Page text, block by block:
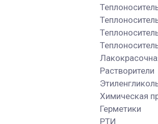
Растворители
Химическая
Герметики
РТИ